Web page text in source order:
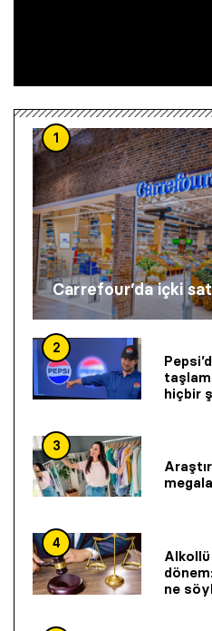
1
Carrefour’da içki
2
hiçbir
3
4
ne